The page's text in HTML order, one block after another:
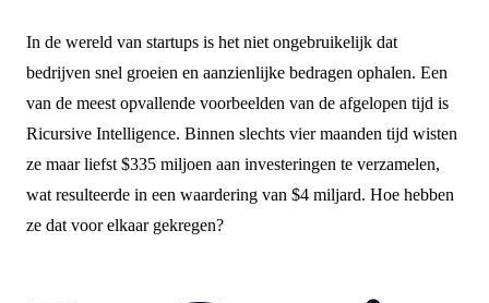
In de wereld van startups is het niet ongebruikelijk dat
bedrijven snel groeien en aanzienlijke bedragen ophalen. Een
van de meest opvallende voorbeelden van de afgelopen tijd is
Ricursive Intelligence. Binnen slechts vier maanden tijd wisten
ze maar liefst $335 miljoen aan investeringen te verzamelen,
wat resulteerde in een waardering van $4 miljard. Hoe hebben
ze dat voor elkaar gekregen?